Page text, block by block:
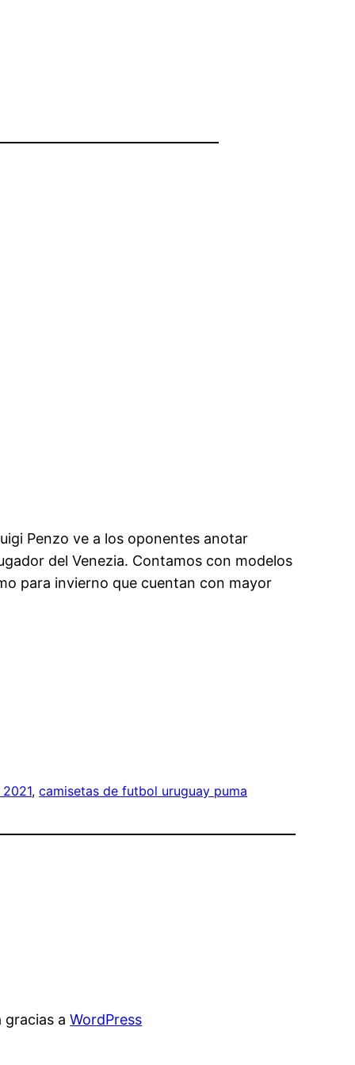
Penzo ve a los oponentes anotar
del Venezia. Contamos con modelos
para invierno que cuentan con mayor
, camisetas de futbol uruguay puma
gracias aWordPress